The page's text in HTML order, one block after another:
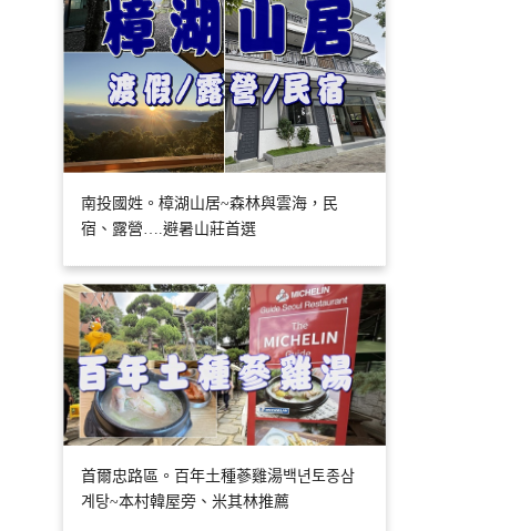
南投國姓。樟湖山居~森林與雲海，民
宿、露營….避暑山莊首選
首爾忠路區。百年土種蔘雞湯백년토종삼
계탕~本村韓屋旁、米其林推薦